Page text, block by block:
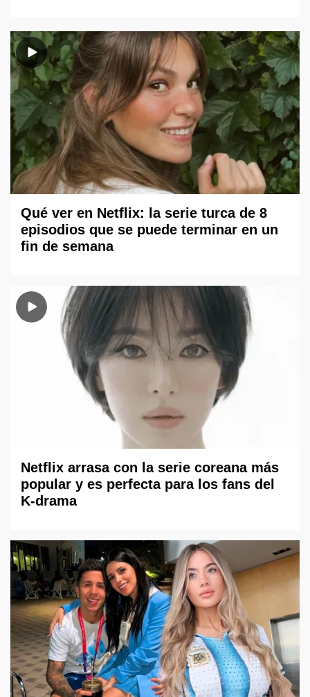
Qué ver en Netflix: la serie turca de 8
episodios que se puede terminar en un
fin de semana
Netflix arrasa con la serie coreana más
popular y es perfecta para los fans del
K-drama